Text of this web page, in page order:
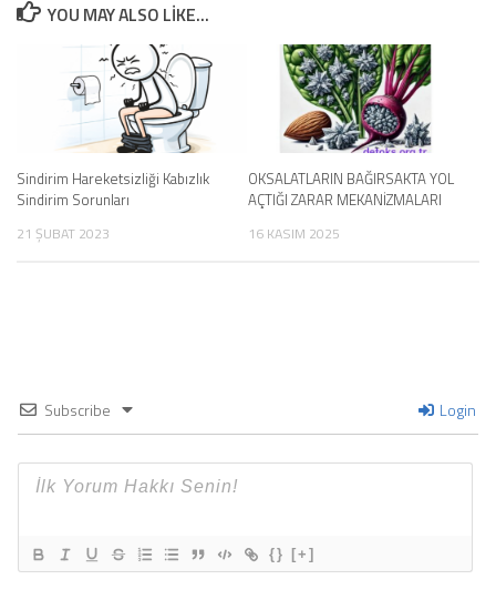
YOU MAY ALSO LIKE...
Sindirim Hareketsizliği Kabızlık
Sindirim Sorunları
21 ŞUBAT 2023
OKSALATLARIN BAĞIRSAKTA YOL
AÇTIĞI ZARAR MEKANİZMALARI
16 KASIM 2025
Subscribe Login
{} [+]